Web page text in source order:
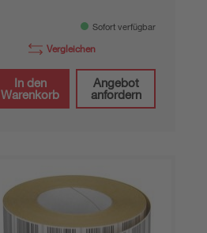
Sofort verfügbar
Vergleichen
In den
Warenkorb
Angebot
anfordern